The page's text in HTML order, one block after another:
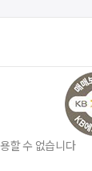
할 수 없습니다